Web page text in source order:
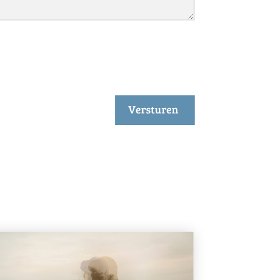
Versturen